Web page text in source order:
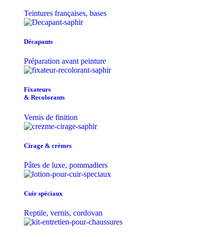
Teintures françaises, bases
Décapants
Préparation avant peinture
Fixateurs
& Recolorants
Vernis de finition
Cirage & crèmes
Pâtes de luxe, pommadiers
Cuir spéciaux
Reptile, vernis, cordovan